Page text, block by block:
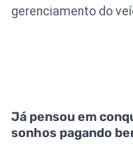
gerenciamento do
Já pensou em
sonhos pagando